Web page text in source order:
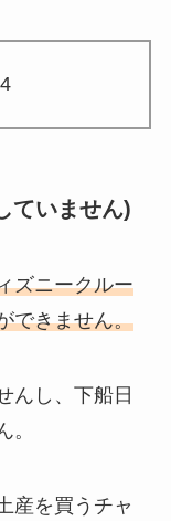
ていません)
ズニークルー
できません。
んし、 下船日
。
産を買うチャ